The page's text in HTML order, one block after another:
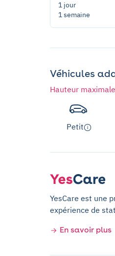
1 jour
1 semaine
Véhicules
Hauteur maximale
Petit
YesCare est une
expérience de
En savoir plus